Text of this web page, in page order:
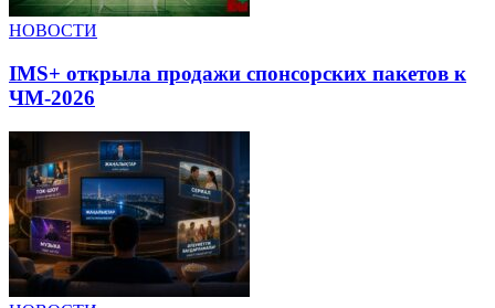
НОВОСТИ
IMS+ открыла продажи спонсорских пакетов к
ЧМ-2026